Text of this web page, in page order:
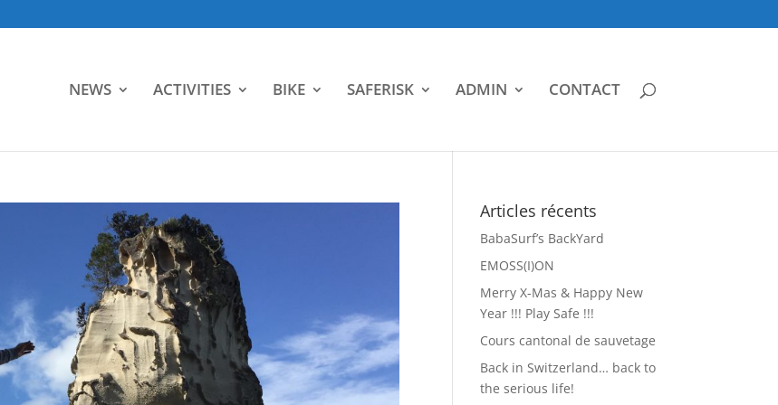
NEWS ACTIVITIES BIKE SAFERISK ADMIN CONTACT
Articles récents
BabaSurf’s BackYard
EMOSS(I)ON
Merry X-Mas & Happy New
Year !!! Play Safe !!!
Cours cantonal de sauvetage
Back in Switzerland… back to
the serious life!